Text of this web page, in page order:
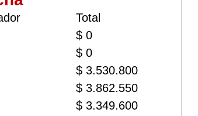
Total
$ 0
$ 0
$ 3.530.800
$ 3.862.550
$ 3.349.600